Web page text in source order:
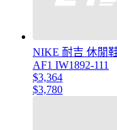
NIKE 耐吉 休閒
AF1 IW1892-111
$3,364
$3,780